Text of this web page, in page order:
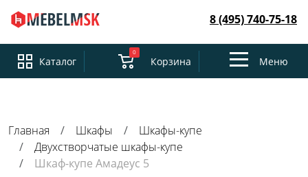
8 (495) 740-75-18
Каталог
0
Корзина
ToggleМеню
Главная Шкафы
Шкафы-купе
Двухстворчатые шкафы-купе
Шкаф-купе Амадеус 5